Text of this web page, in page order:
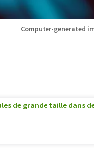
Computer-generated
de grande taille dans